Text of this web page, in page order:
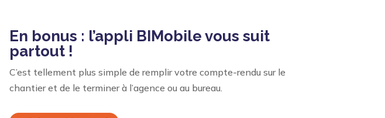
En bonus : l’appli BIMobile vous suit
partout !
C’est tellement plus simple de remplir votre compte-rendu sur le
chantier et de le terminer à l’agence ou au bureau.